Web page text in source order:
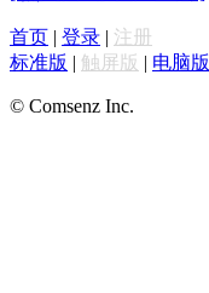
首页 | 登录 | 注册
标准版 | 触屏版 | 电脑版
© Comsenz Inc.